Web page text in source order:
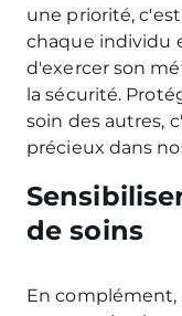
une priorité,
chaque individu
d'exercer son
la sécurité.
soin des autres,
précieux dans
de soins
En